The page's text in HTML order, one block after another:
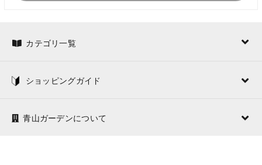
カテゴリ一覧
ショッピングガイド
青山ガーデンについて